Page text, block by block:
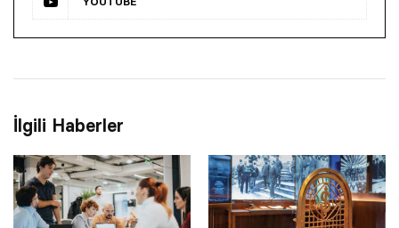
İlgili Haberler